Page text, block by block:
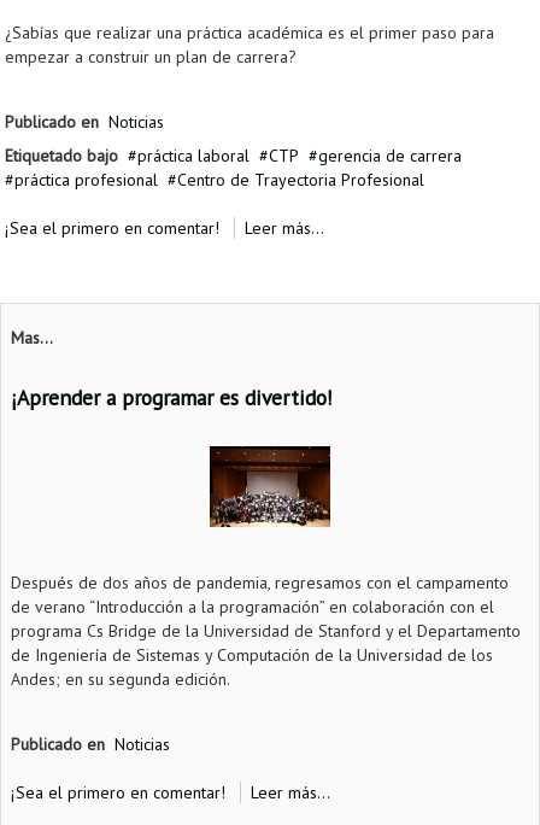
¿Sabías que realizar una práctica académica es el primer paso para
empezar a construir un plan de carrera?
Publicado en Noticias
Etiquetado bajo
práctica laboral CTP
gerencia de carrera
práctica profesional
Centro de Trayectoria Profesional
¡Sea el primero en comentar! Leer más...
Mas...
¡Aprender a programar es divertido!
Después de dos años de pandemia, regresamos con el campamento
de verano “Introducción a la programación” en colaboración con el
programa Cs Bridge de la Universidad de Stanford y el Departamento
de Ingeniería de Sistemas y Computación de la Universidad de los
Andes; en su segunda edición.
Publicado en Noticias
¡Sea el primero en comentar! Leer más...